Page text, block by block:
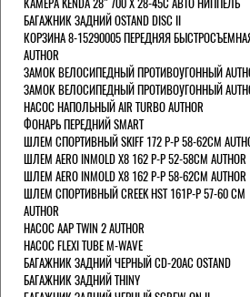
БАГАЖНИК ЗАДНИЙ OSTAND DISC II
КОРЗИНА 8-15290005 ПЕРЕДНЯЯ
AUTHOR
ЗАМОК ВЕЛОСИПЕДНЫЙ ПРОТИВОУГОННЫЙ
ЗАМОК ВЕЛОСИПЕДНЫЙ ПРОТИВОУГОННЫЙ
НАСОС НАПОЛЬНЫЙ AIR TURBO AUTHOR
ФОНАРЬ ПЕРЕДНИЙ SMART
ШЛЕМ СПОРТИВНЫЙ SKIFF 172 Р-Р 58-62СМ
ШЛЕМ AERO INMOLD X8 162 Р-Р 52-58СМ AUTHOR
ШЛЕМ AERO INMOLD X8 162 Р-Р 58-62СМ AUTHOR
ШЛЕМ СПОРТИВНЫЙ CREEK HST 161Р-Р 57-60 СМ
AUTHOR
НАСОС AAP TWIN 2 AUTHOR
НАСОС FLEXI TUBE M-WAVE
БАГАЖНИК ЗАДНИЙ ЧЕРНЫЙ СD-20AC OSTAND
БАГАЖНИК ЗАДНИЙ THINY